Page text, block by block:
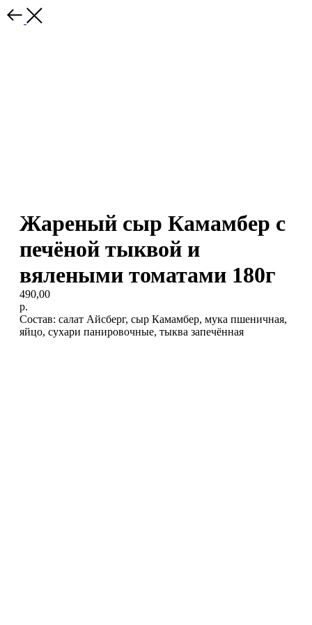
Жареный сыр Камамбер с
печёной тыквой и
вялеными томатами 180г
490,00
р.
Состав: салат Айсберг, сыр Камамбер, мука пшеничная,
яйцо, сухари панировочные, тыква запечённая